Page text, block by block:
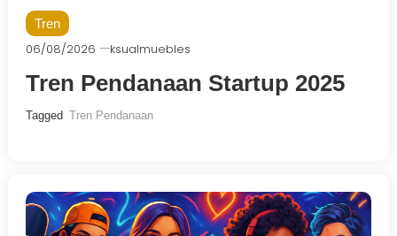
Tren
06/08/2026 ksualmuebles
Tren Pendanaan Startup 2025
Tagged Tren Pendanaan